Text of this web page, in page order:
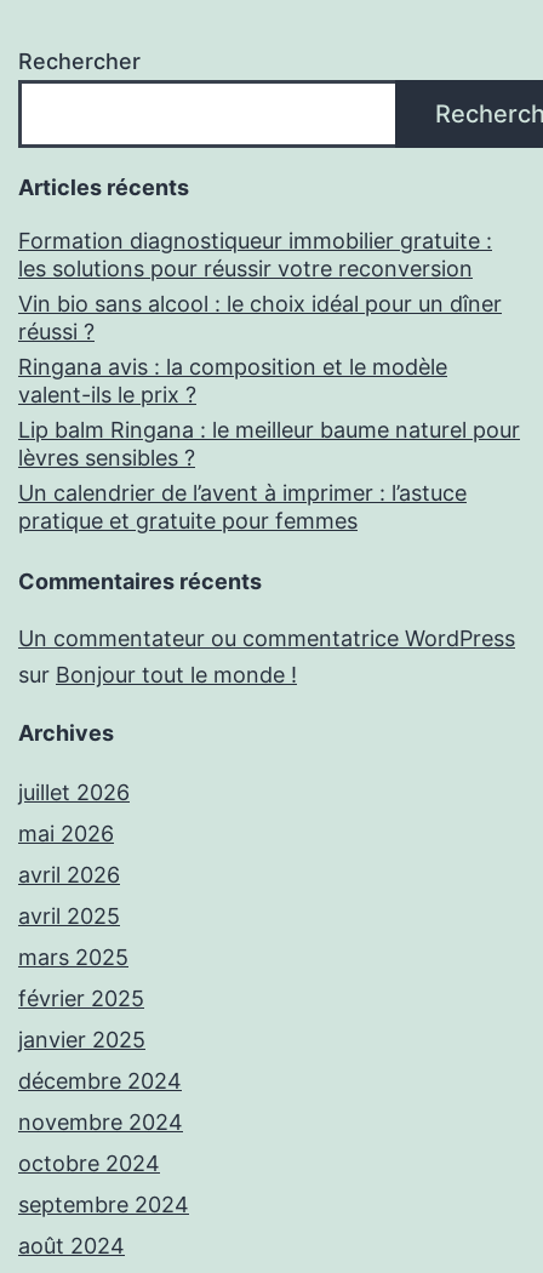
Rechercher
Articles récents
Formation diagnostiqueur immobilier gratuite :
les solutions pour réussir votre reconversion
Vin bio sans alcool : le choix idéal pour un dîner
réussi ?
Ringana avis : la composition et le modèle
valent-ils le prix ?
Lip balm Ringana : le meilleur baume naturel pour
lèvres sensibles ?
Un calendrier de l’avent à imprimer : l’astuce
pratique et gratuite pour femmes
Commentaires récents
Un commentateur ou commentatrice WordPress
sur Bonjour tout le monde !
Archives
juillet 2026
mai 2026
avril 2026
avril 2025
mars 2025
février 2025
janvier 2025
décembre 2024
novembre 2024
octobre 2024
septembre 2024
août 2024